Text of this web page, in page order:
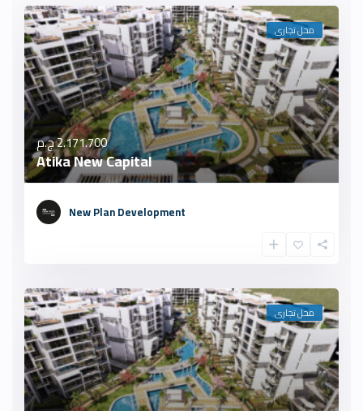
محل تجارى
2.171.700 ج.م
Atika New Capital
New Plan Development
محل تجارى